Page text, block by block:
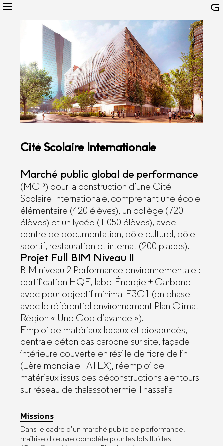
Cité Scolaire Internationale
Marché public global de performance
(MGP) pour la construction d’une Cité
Scolaire Internationale, comprenant une école
élémentaire (420 élèves), un collège (720
élèves) et un lycée (1 050 élèves), avec
centre de documentation, pôle culturel, pôle
sportif, restauration et internat (200 places).
Projet Full BIM Niveau II
BIM niveau 2 Performance environnementale :
certification HQE, label Énergie + Carbone
avec pour objectif minimal E3C1 (en phase
avec le référentiel environnement Plan Climat
Région « Une Cop d’avance »).
Emploi de matériaux locaux et biosourcés,
centrale béton bas carbone sur site, façade
intérieure couverte en résille de fibre de lin
(1ère mondiale - ATEX), réemploi de
matériaux issus des déconstructions alentours
sur réseau de thalassothermie Thassalia
Missions
Dans le cadre d’un marché public de performance,
maîtrise d'œuvre complète pour les lots fluides
Facebook